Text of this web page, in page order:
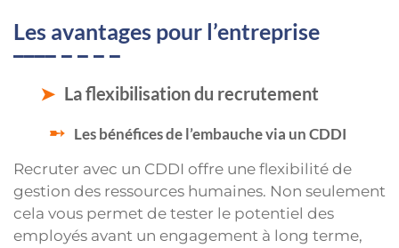
Les avantages pour l’entreprise
La flexibilisation du recrutement
Les bénéfices de l’embauche via un CDDI
Recruter avec un CDDI offre une flexibilité de
gestion des ressources humaines. Non seulement
cela vous permet de tester le potentiel des
employés avant un engagement à long terme,